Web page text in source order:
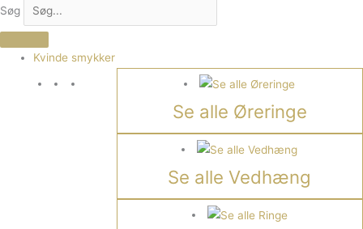
Søg
Kvinde smykker
Se alle Øreringe
Se alle Vedhæng